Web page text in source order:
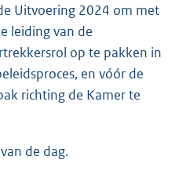
Uitvoering 2024 om met
leiding van de
op te pakken in
en vóór de
richting de Kamer te
de dag.